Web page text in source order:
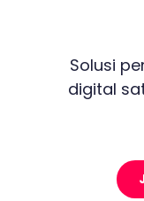
Solusi
digital